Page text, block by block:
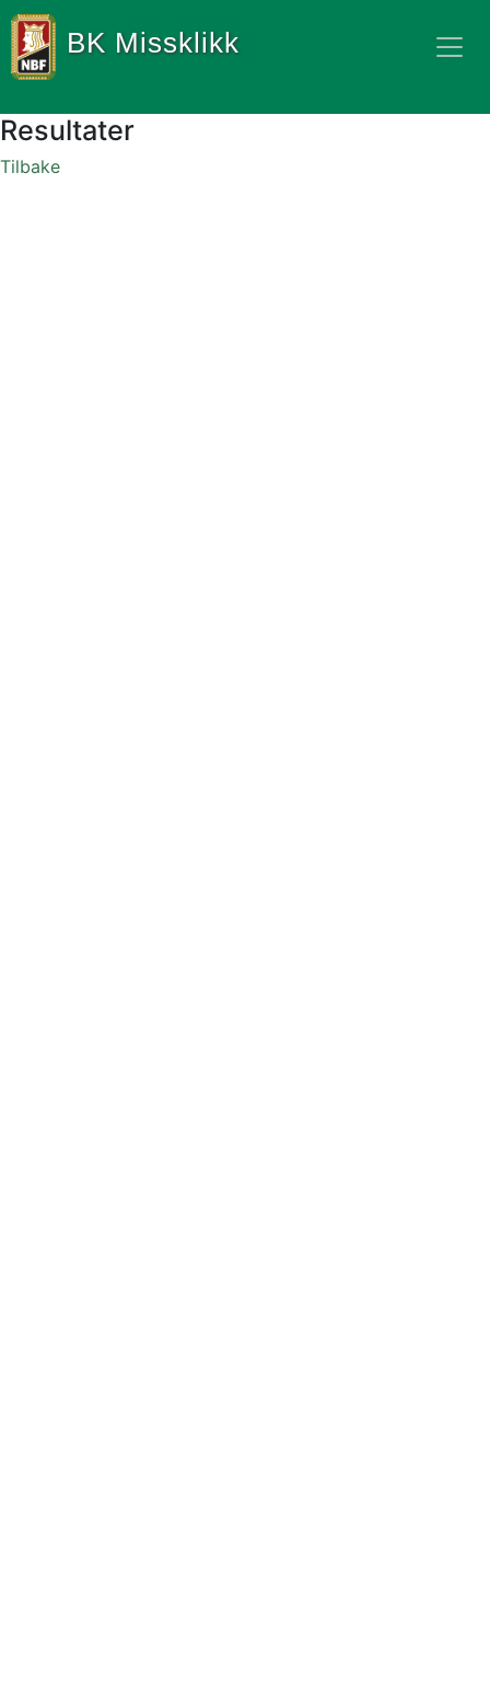
BK Missklikk
Resultater
Tilbake